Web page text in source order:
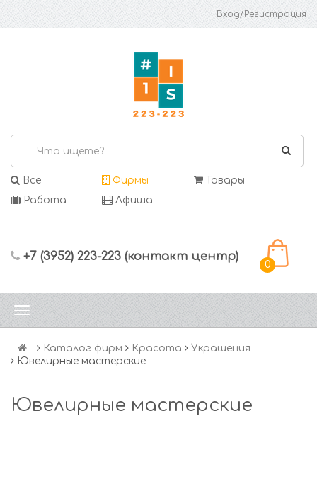
Вход/Регистрация
Все Фирмы
Товары
Работа
Афиша
+7 (3952) 223-223 (контакт центр)
0
Каталог фирм Красота
Украшения
Ювелирные мастерские
Ювелирные мастерские